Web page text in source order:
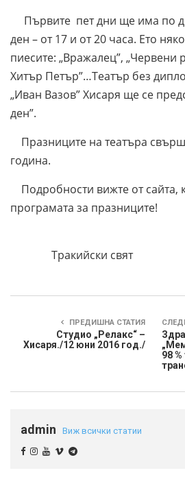
Първите пет дни ще има по
ден – от 17 и от 20 часа. Ето
пиесите: „Вражалец”, „Червени
Хитър Петър”…Театър без
„Иван Вазов” Хисаря ще се
ден”.
Празниците на театъра
година.
Подробности вижте от сайта,
програмата за празниците!
Тракийски свят
ПРЕДИШНА СТАТИЯ
Студио „Релакс“ –
Хисаря./12 юни 2016 год./
98
admin Виж всички статии